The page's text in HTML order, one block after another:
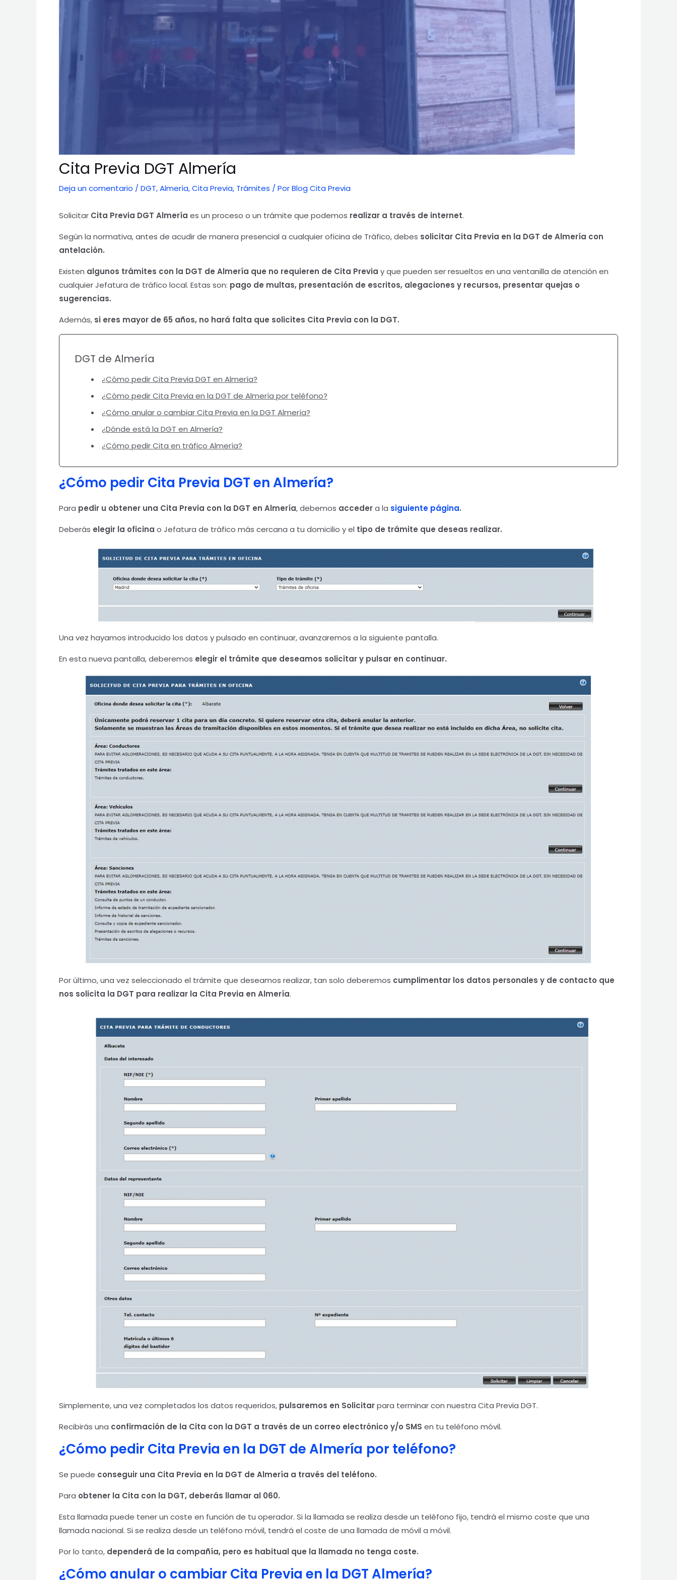
Cita Previa DGT Almería
Deja un comentario / DGT,Almería,Cita Previa, Trámites / PorBlog Cita Previa
Solicitar Cita Previa DGT Almería es un proceso o un trámite que podemos realizar a través de internet.
Según la normativa, antes de acudir de manera presencial a cualquier oficina de Tráfico, debes solicitar Cita Previa en la DGT de Almería con
antelación.
Existen algunos trámites con la DGT de Almería que no requieren de Cita Previa y que pueden ser resueltos en una ventanilla de atención en
cualquier Jefatura de tráfico local. Estas son: pago de multas, presentación de escritos, alegaciones y recursos, presentar quejas o
sugerencias.
Además, si eres mayor de 65 años, no hará falta que solicites Cita Previa con la DGT.
DGT de Almería
¿Cómo pedir Cita Previa DGT en Almería?
¿Cómo pedir Cita Previa en la DGT de Almería por teléfono?
¿Cómo anular o cambiar Cita Previa en la DGT Almería?
¿Dónde está la DGT en Almería?
¿Cómo pedir Cita en tráfico Almería?
¿Cómo pedir Cita Previa DGT en Almería?
Para pedir u obtener una Cita Previa con la DGT en Almería, debemos accedera la siguiente página.
Deberás elegir la oficina o Jefatura de tráfico más cercana a tu domicilio y el tipo de trámite que deseas realizar.
Una vez hayamos introducido los datos y pulsado en continuar, avanzaremos a la siguiente pantalla.
En esta nueva pantalla, deberemos elegir el trámite que deseamos solicitar y pulsar en continuar.
Por último, una vez seleccionado el trámite que deseamos realizar, tan solo deberemos cumplimentar los datos personales y de contacto que
nos solicita la DGT para realizar la Cita Previa en Almería.
Simplemente, una vez completados los datos requeridos, pulsaremos en Solicitarpara terminar con nuestra Cita Previa DGT.
Recibirás una confirmación de la Cita con la DGT a través de un correo electrónico y/o SMS en tu teléfono móvil.
¿Cómo pedir Cita Previa en la DGT de Almería por teléfono?
Se puede conseguir una Cita Previa en la DGT de Almería a través del teléfono.
Para obtener la Cita con la DGT, deberás llamar al 060.
Esta llamada puede tener un coste en función de tu operador. Si la llamada se realiza desde un teléfono fijo, tendrá el mismo coste que una
llamada nacional. Si se realiza desde un teléfono móvil, tendrá el coste de una llamada de móvil a móvil.
Por lo tanto, dependerá de la compañía, pero es habitual que la llamada no tenga coste.
¿Cómo anular o cambiar Cita Previa en la DGT Almería?